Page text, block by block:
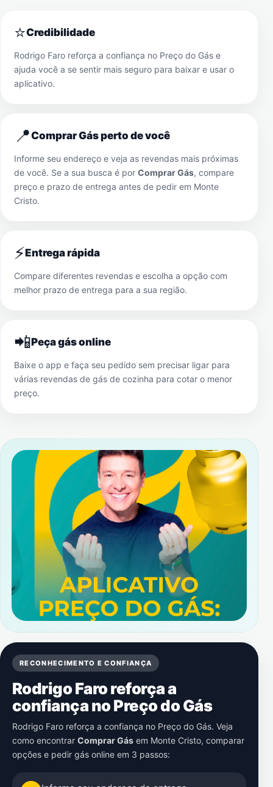
⭐Credibilidade
Rodrigo Faro reforça a confiança no Preço do Gás e
ajuda você a se sentir mais seguro para baixar e usar o
aplicativo.
📍Comprar Gás perto de você
Informe seu endereço e veja as revendas mais próximas
de você. Se a sua busca é por Comprar Gás, compare
preço e prazo de entrega antes de pedir em Monte
Cristo.
⚡Entrega rápida
Compare diferentes revendas e escolha a opção com
melhor prazo de entrega para a sua região.
📲Peça gás online
Baixe o app e faça seu pedido sem precisar ligar para
várias revendas de gás de cozinha para cotar o menor
preço.
RECONHECIMENTO E CONFIANÇA
Rodrigo Faro reforça a
confiança no Preço do Gás
Rodrigo Faro reforça a confiança no Preço do Gás. Veja
como encontrar Comprar Gás em Monte Cristo, comparar
opções e pedir gás online em 3 passos: